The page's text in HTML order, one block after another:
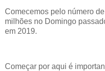
Comecemos pelo número
milhões no Domingo
em 2019.
Começar por aqui é